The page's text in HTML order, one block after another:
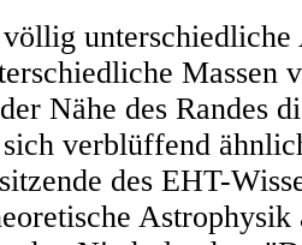
Massen
Nähe des Randes
verblüffend
des EHT-